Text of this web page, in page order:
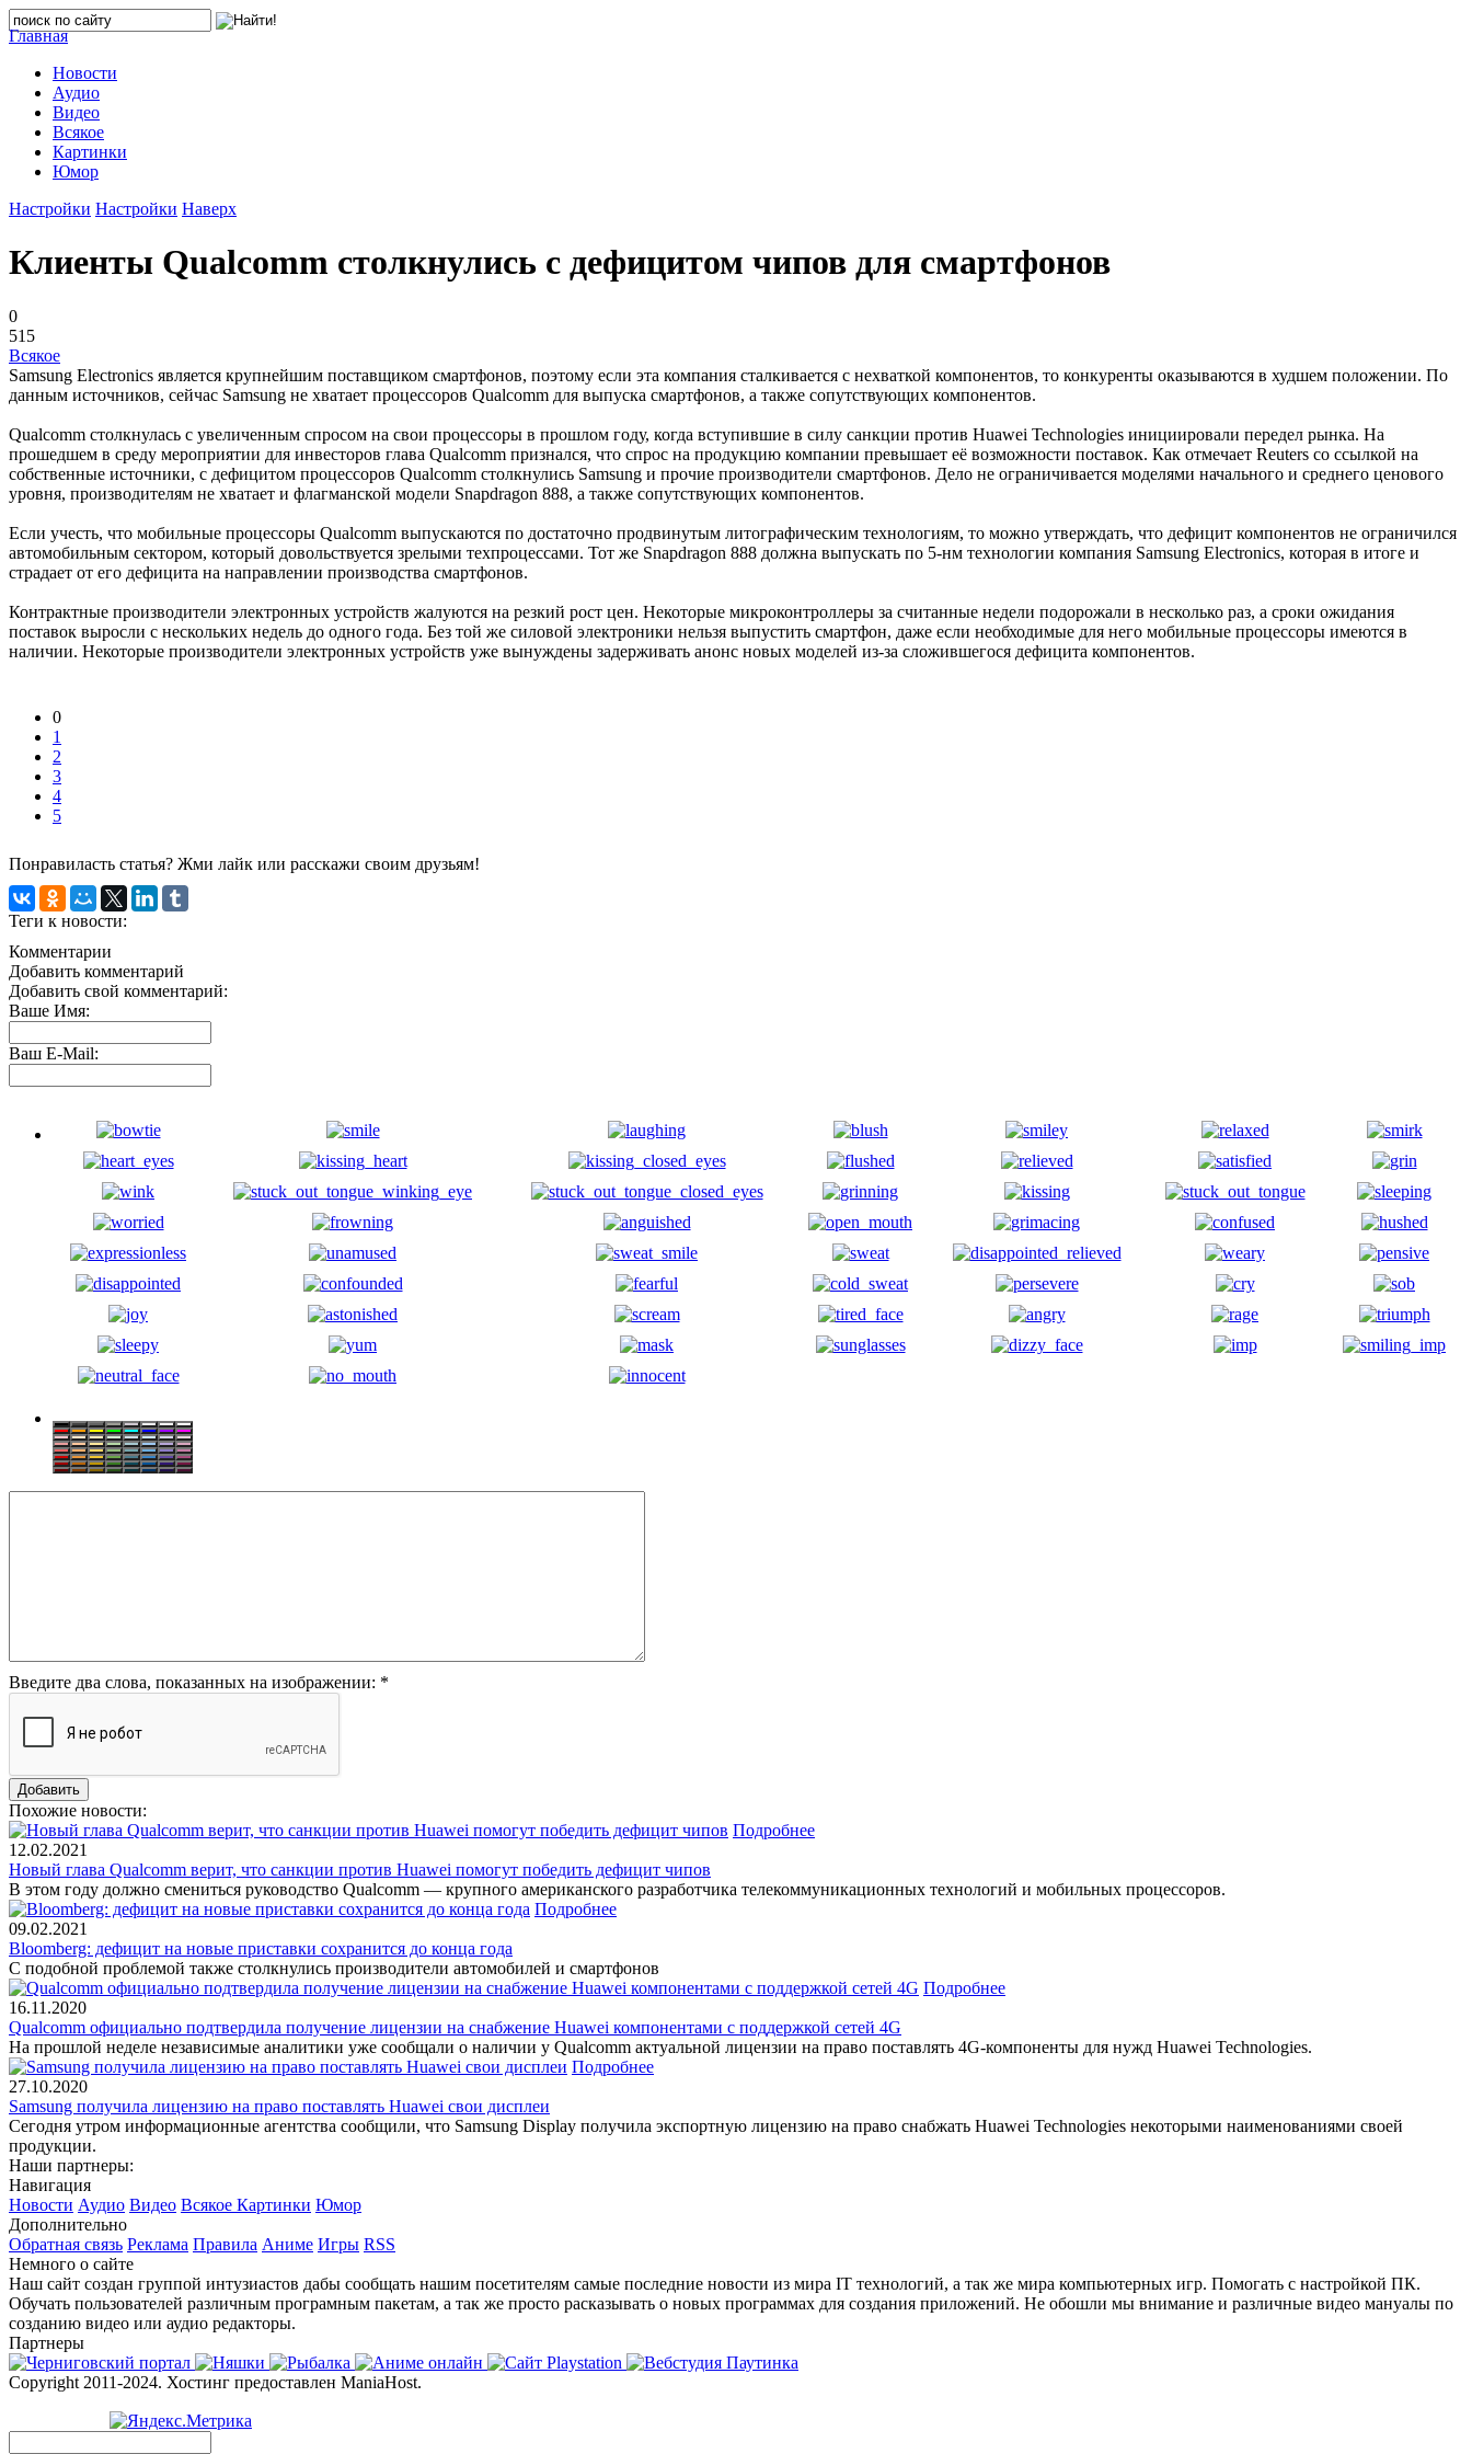
Главная
Новости
Аудио
Видео
Всякое
Картинки
Юмор
Настройки Настройки Наверх
Клиенты Qualcomm столкнулись с дефицитом чипов для смартфонов
0
515
Всякое
Samsung Electronics является крупнейшим поставщиком смартфонов, поэтому если эта компания сталкивается с нехваткой компонентов, то конкуренты оказываются в худшем положении. По
данным источников, сейчас Samsung не хватает процессоров Qualcomm для выпуска смартфонов, а также сопутствующих компонентов.
Qualcomm столкнулась с увеличенным спросом на свои процессоры в прошлом году, когда вступившие в силу санкции против Huawei Technologies инициировали передел рынка. На
прошедшем в среду мероприятии для инвесторов глава Qualcomm признался, что спрос на продукцию компании превышает её возможности поставок. Как отмечает Reuters со ссылкой на
собственные источники, с дефицитом процессоров Qualcomm столкнулись Samsung и прочие производители смартфонов. Дело не ограничивается моделями начального и среднего ценового
уровня, производителям не хватает и флагманской модели Snapdragon 888, а также сопутствующих компонентов.
Если учесть, что мобильные процессоры Qualcomm выпускаются по достаточно продвинутым литографическим технологиям, то можно утверждать, что дефицит компонентов не ограничился
автомобильным сектором, который довольствуется зрелыми техпроцессами. Тот же Snapdragon 888 должна выпускать по 5-нм технологии компания Samsung Electronics, которая в итоге и
страдает от его дефицита на направлении производства смартфонов.
Контрактные производители электронных устройств жалуются на резкий рост цен. Некоторые микроконтроллеры за считанные недели подорожали в несколько раз, а сроки ожидания
поставок выросли с нескольких недель до одного года. Без той же силовой электроники нельзя выпустить смартфон, даже если необходимые для него мобильные процессоры имеются в
наличии. Некоторые производители электронных устройств уже вынуждены задерживать анонс новых моделей из-за сложившегося дефицита компонентов.
0
1
2
3
4
5
Понравиласть статья? Жми лайк или расскажи своим друзьям!
Теги к новости:
Комментарии
Добавить комментарий
Добавить свой комментарий:
Ваше Имя:
Ваш E-Mail:
Введите два слова, показанных на изображении: *
Похожие новости:
Подробнее
12.02.2021
Новый глава Qualcomm верит, что санкции против Huawei помогут победить дефицит чипов
В этом году должно смениться руководство Qualcomm — крупного американского разработчика телекоммуникационных технологий и мобильных процессоров.
Подробнее
09.02.2021
Bloomberg: дефицит на новые приставки сохранится до конца года
С подобной проблемой также столкнулись производители автомобилей и смартфонов
Подробнее
16.11.2020
Qualcomm официально подтвердила получение лицензии на снабжение Huawei компонентами с поддержкой сетей 4G
На прошлой неделе независимые аналитики уже сообщали о наличии у Qualcomm актуальной лицензии на право поставлять 4G-компоненты для нужд Huawei Technologies.
Подробнее
27.10.2020
Samsung получила лицензию на право поставлять Huawei свои дисплеи
Сегодня утром информационные агентства сообщили, что Samsung Display получила экспортную лицензию на право снабжать Huawei Technologies некоторыми наименованиями своей
продукции.
Наши партнеры:
Навигация
Новости Аудио Видео Всякое Картинки Юмор
Дополнительно
Обратная связь Реклама Правила Аниме Игры RSS
Немного о сайте
Наш сайт создан группой интузиастов дабы сообщать нашим посетителям самые последние новости из мира IT технологий, а так же мира компьютерных игр. Помогать с настройкой ПК.
Обучать пользователей различным програмным пакетам, а так же просто расказывать о новых программах для создания приложений. Не обошли мы внимание и различные видео мануалы по
созданию видео или аудио редакторы.
Партнеры
Copyright 2011-2024. Хостинг предоставлен ManiaHost.